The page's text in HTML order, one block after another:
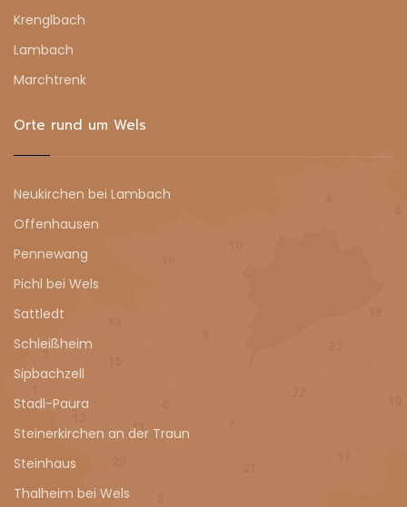
Krenglbach
Lambach
Marchtrenk
Orte rund um Wels
Neukirchen bei Lambach
Offenhausen
Pennewang
Pichl bei Wels
Sattledt
Schleißheim
Sipbachzell
Stadl-Paura
Steinerkirchen an der Traun
Steinhaus
Thalheim bei Wels